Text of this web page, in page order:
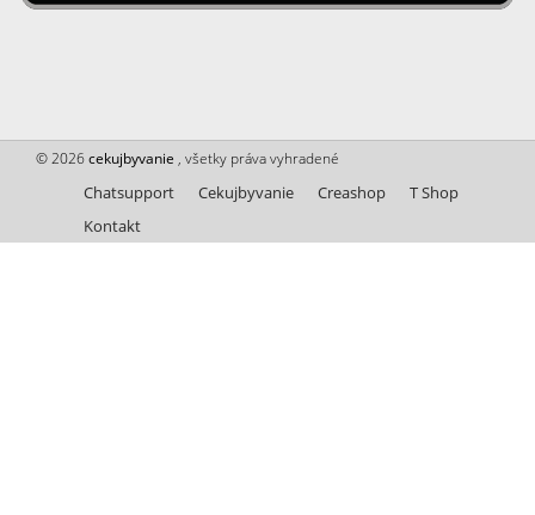
© 2026cekujbyvanie , všetky práva vyhradené
Chatsupport Cekujbyvanie Creashop
T Shop
Kontakt